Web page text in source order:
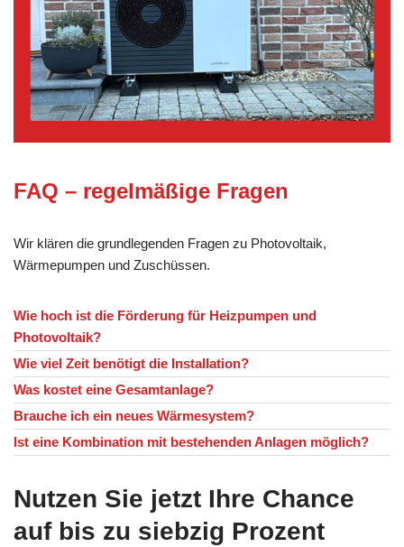
FAQ – regelmäßige Fragen
Wir klären die grundlegenden Fragen zu Photovoltaik,
Wärmepumpen und Zuschüssen.
Wie hoch ist die Förderung für Heizpumpen und
Photovoltaik?
Wie viel Zeit benötigt die Installation?
Was kostet eine Gesamtanlage?
Brauche ich ein neues Wärmesystem?
Ist eine Kombination mit bestehenden Anlagen möglich?
Nutzen Sie jetzt Ihre Chance
auf bis zu siebzig Prozent